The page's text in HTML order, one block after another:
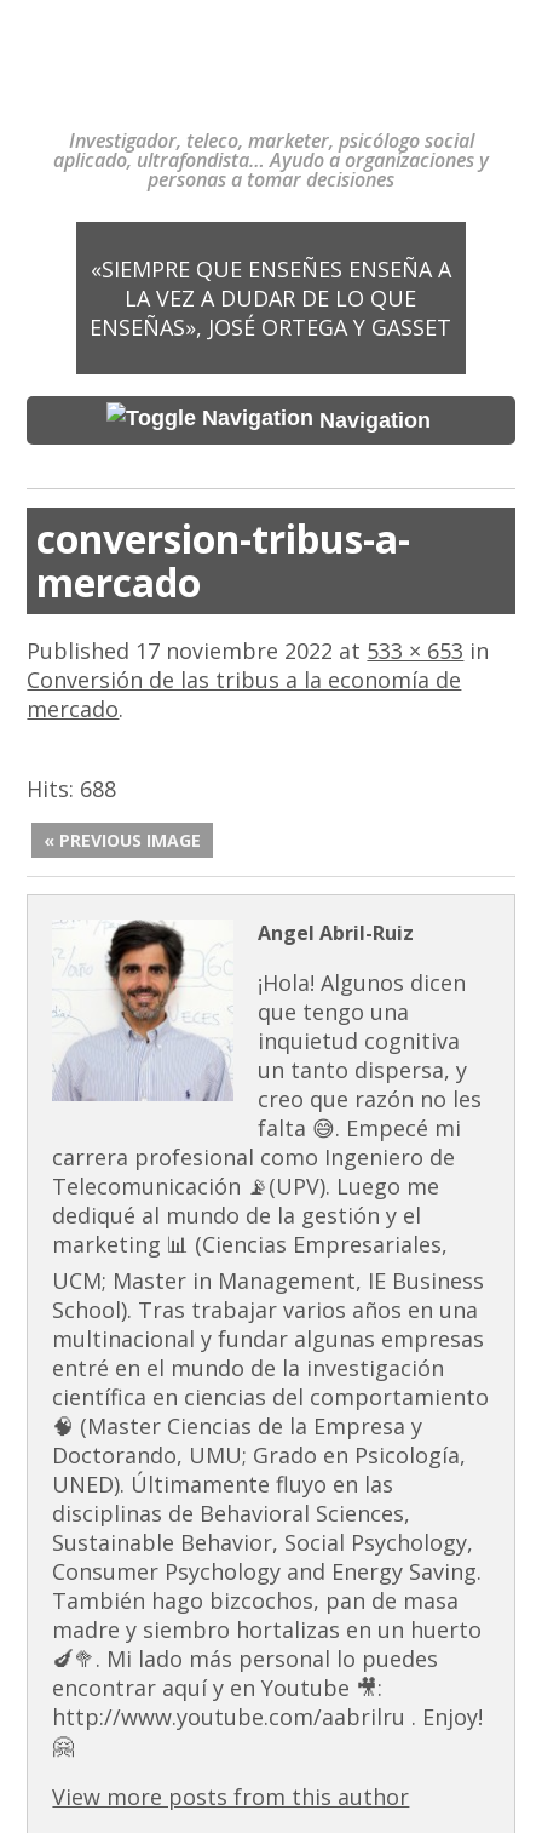
Investigador, teleco, marketer, psicólogo social
aplicado, ultrafondista… Ayudo a organizaciones y
personas a tomar decisiones
«SIEMPRE QUE ENSEÑES ENSEÑA A
LA VEZ A DUDAR DE LO QUE
ENSEÑAS», JOSÉ ORTEGA Y GASSET
Navigation
conversion-tribus-a-
mercado
Published 17 noviembre 2022 at 533 × 653 in
Conversión de las tribus a la economía de
mercado.
Hits: 688
« PREVIOUS IMAGE
Angel Abril-Ruiz
¡Hola! Algunos dicen
que tengo una
inquietud cognitiva
un tanto dispersa, y
creo que razón no les
falta 😅. Empecé mi
carrera profesional como Ingeniero de
Telecomunicación 📡(UPV). Luego me
dediqué al mundo de la gestión y el
marketing 📊 (Ciencias Empresariales,
UCM; Master in Management, IE Business
School). Tras trabajar varios años en una
multinacional y fundar algunas empresas
entré en el mundo de la investigación
científica en ciencias del comportamiento
🧠 (Master Ciencias de la Empresa y
Doctorando, UMU; Grado en Psicología,
UNED). Últimamente fluyo en las
disciplinas de Behavioral Sciences,
Sustainable Behavior, Social Psychology,
Consumer Psychology and Energy Saving.
También hago bizcochos, pan de masa
madre y siembro hortalizas en un huerto
🍆🥦. Mi lado más personal lo puedes
encontrar aquí y en Youtube 🎥:
http://www.youtube.com/aabrilru . Enjoy!
🤗
View more posts from this author